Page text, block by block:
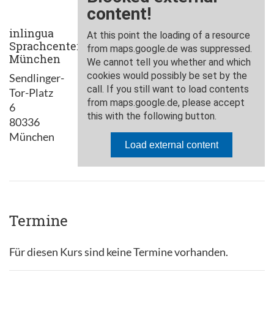
inlingua
Sprachcenter
München
Sendlinger-
Tor-Platz
6
80336
München
Termine
Für diesen Kurs sind keine Termine vorhanden.